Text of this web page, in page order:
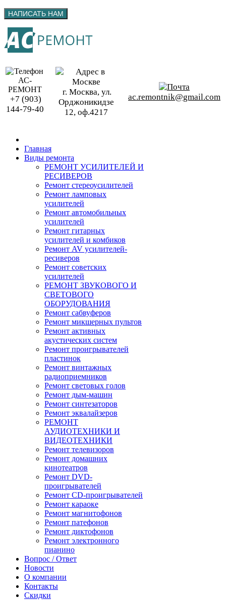
+7 (903)
144-79-40
г. Москва, ул.
Орджоникидзе
12, оф.4217
ac.remontnik@gmail.com
Главная
Виды ремонта
РЕМОНТ УСИЛИТЕЛЕЙ И
РЕСИВЕРОВ
Ремонт стереоусилителей
Ремонт ламповых
усилителей
Ремонт автомобильных
усилителей
Ремонт гитарных
усилителей и комбиков
Ремонт AV усилителей-
ресиверов
Ремонт советских
усилителей
РЕМОНТ ЗВУКОВОГО И
СВЕТОВОГО
ОБОРУДОВАНИЯ
Ремонт сабвуферов
Ремонт микшерных пультов
Ремонт активных
акустических систем
Ремонт проигрывателей
пластинок
Ремонт винтажных
радиоприемников
Ремонт световых голов
Ремонт дым-машин
Ремонт синтезаторов
Ремонт эквалайзеров
РЕМОНТ
АУДИОТЕХНИКИ И
ВИДЕОТЕХНИКИ
Ремонт телевизоров
Ремонт домашних
кинотеатров
Ремонт DVD-
проигрывателей
Ремонт CD-проигрывателей
Ремонт караоке
Ремонт магнитофонов
Ремонт патефонов
Ремонт диктофонов
Ремонт электронного
пианино
Вопрос / Ответ
Новости
О компании
Контакты
Скидки